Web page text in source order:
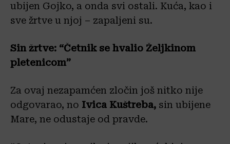
ubijen Gojko, a onda svi ostali. Kuća, kao i
sve žrtve u njoj – zapaljeni su.
Sin žrtve: “Četnik se hvalio Željkinom
pletenicom”
Za ovaj nezapamćen zločin još nitko nije
odgovarao, no Ivica Kuštreba, sin ubijene
Mare, ne odustaje od pravde.